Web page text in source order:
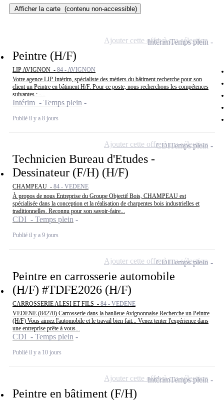
Afficher la carte (contenu non-accessible)
Peintre (H/F)
LIP AVIGNON - 84 - AVIGNON
Votre agence LIP Intérim, spécialiste des métiers du bâtiment recherche pour son
client un Peintre en bâtiment H/F. Pour ce poste, nous recherchons les compétences
suivantes : -...
Intérim - Temps plein
Publié il y a 8 jours
IntérimTemps plein
Ajouter cette offre à ma sélection
Technicien Bureau d'Etudes -
Dessinateur (F/H) (H/F)
CHAMPEAU - 84 - VEDENE
À propos de nous Entreprise du Groupe Objectif Bois, CHAMPEAU est
spécialisée dans la conception et la réalisation de charpentes bois industrielles et
traditionnelles. Reconnu pour son savoir-faire...
CDI - Temps plein
Publié il y a 9 jours
CDITemps plein
Ajouter cette offre à ma sélection
Peintre en carrosserie automobile
(H/F) #TDFE2026 (H/F)
CARROSSERIE ALESI ET FILS - 84 - VEDENE
VEDENE (84270) Carrosserie dans la banlieue Avignonnaise Recherche un Peintre
(H/F) Vous aimez l'automobile et le travail bien fait... Venez tenter l'expérience dans
une entreprise prête à vous...
CDI - Temps plein
Publié il y a 10 jours
CDITemps plein
Ajouter cette offre à ma sélection
Peintre en bâtiment (F/H)
IntérimTemps plein
Ajouter cette offre à ma sélection